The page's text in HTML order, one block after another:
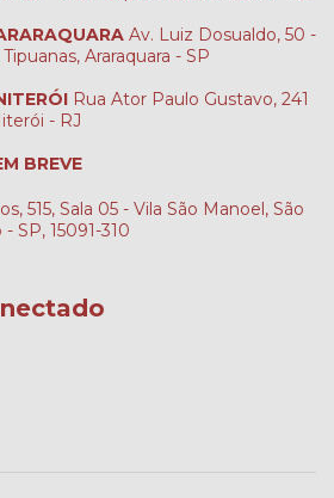
Av. Luiz Dosualdo, 50 -
Araraquara - SP
Rua Ator Paulo Gustavo, 241
- RJ
BREVE
515, Sala 05 - Vila São Manoel, São
SP, 15091-310